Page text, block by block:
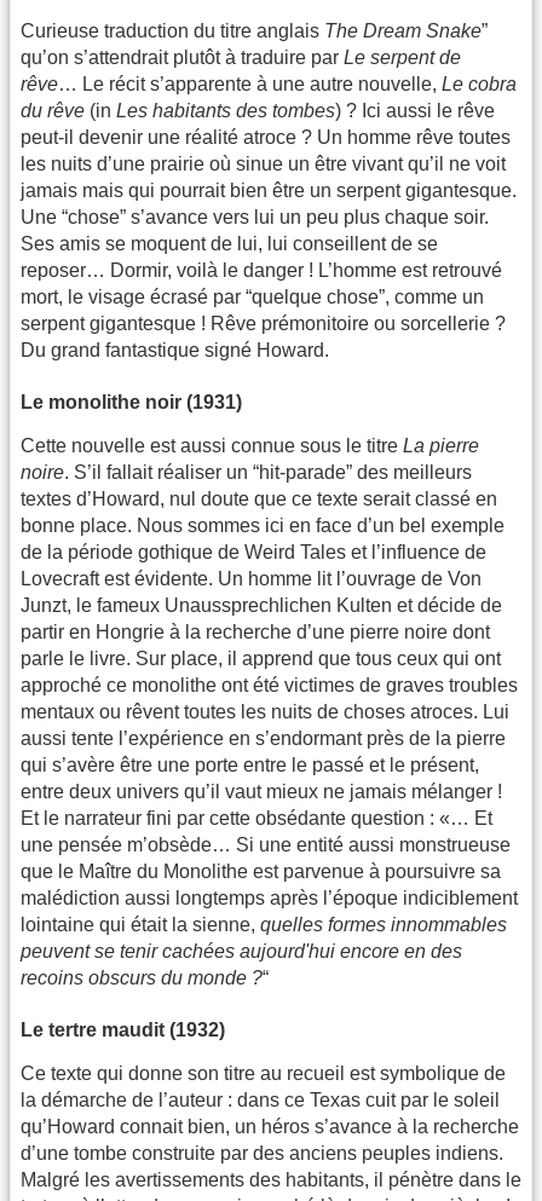
Curieuse traduction du titre anglais The Dream Snake”
qu’on s’attendrait plutôt à traduire par Le serpent de
rêve… Le récit s’apparente à une autre nouvelle, Le cobra
du rêve (in Les habitants des tombes) ? Ici aussi le rêve
peut-il devenir une réalité atroce ? Un homme rêve toutes
les nuits d’une prairie où sinue un être vivant qu’il ne voit
jamais mais qui pourrait bien être un serpent gigantesque.
Une “chose” s’avance vers lui un peu plus chaque soir.
Ses amis se moquent de lui, lui conseillent de se
reposer… Dormir, voilà le danger ! L’homme est retrouvé
mort, le visage écrasé par “quelque chose”, comme un
serpent gigantesque ! Rêve prémonitoire ou sorcellerie ?
Du grand fantastique signé Howard.
Le monolithe noir (1931)
Cette nouvelle est aussi connue sous le titre La pierre
noire. S’il fallait réaliser un “hit-parade” des meilleurs
textes d’Howard, nul doute que ce texte serait classé en
bonne place. Nous sommes ici en face d’un bel exemple
de la période gothique de Weird Tales et l’influence de
Lovecraft est évidente. Un homme lit l’ouvrage de Von
Junzt, le fameux Unaussprechlichen Kulten et décide de
partir en Hongrie à la recherche d’une pierre noire dont
parle le livre. Sur place, il apprend que tous ceux qui ont
approché ce monolithe ont été victimes de graves troubles
mentaux ou rêvent toutes les nuits de choses atroces. Lui
aussi tente l’expérience en s’endormant près de la pierre
qui s’avère être une porte entre le passé et le présent,
entre deux univers qu’il vaut mieux ne jamais mélanger !
Et le narrateur fini par cette obsédante question : «… Et
une pensée m’obsède… Si une entité aussi monstrueuse
que le Maître du Monolithe est parvenue à poursuivre sa
malédiction aussi longtemps après l’époque indiciblement
lointaine qui était la sienne, quelles formes innommables
peuvent se tenir cachées aujourd'hui encore en des
recoins obscurs du monde ?“
Le tertre maudit (1932)
Ce texte qui donne son titre au recueil est symbolique de
la démarche de l’auteur : dans ce Texas cuit par le soleil
qu’Howard connait bien, un héros s’avance à la recherche
d’une tombe construite par des anciens peuples indiens.
Malgré les avertissements des habitants, il pénètre dans le